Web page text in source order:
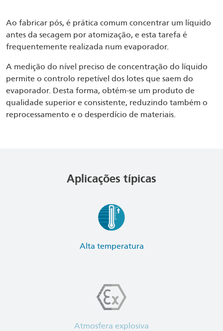
Ao fabricar pós, é prática comum concentrar um líquido
antes da secagem por atomização, e esta tarefa é
frequentemente realizada num evaporador.
A medição do nível preciso de concentração do líquido
permite o controlo repetível dos lotes que saem do
evaporador. Desta forma, obtém-se um produto de
qualidade superior e consistente, reduzindo também o
reprocessamento e o desperdício de materiais.
Aplicações típicas
Alta temperatura
Atmosfera explosiva